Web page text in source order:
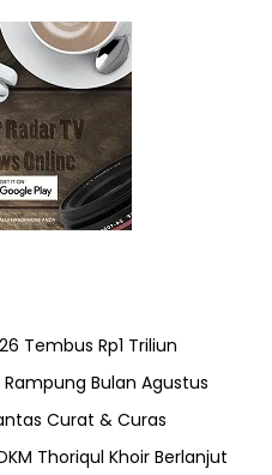
Tembus Rp1 Triliun
Bulan Agustus
Curat & Curas
Thoriqul Khoir Berlanjut